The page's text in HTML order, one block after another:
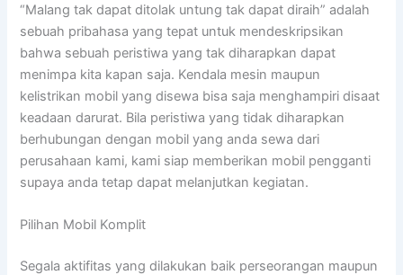
“Malang tak dapat ditolak untung tak dapat diraih” adalah
sebuah pribahasa yang tepat untuk mendeskripsikan
bahwa sebuah peristiwa yang tak diharapkan dapat
menimpa kita kapan saja. Kendala mesin maupun
kelistrikan mobil yang disewa bisa saja menghampiri disaat
keadaan darurat. Bila peristiwa yang tidak diharapkan
berhubungan dengan mobil yang anda sewa dari
perusahaan kami, kami siap memberikan mobil pengganti
supaya anda tetap dapat melanjutkan kegiatan.
Pilihan Mobil Komplit
Segala aktifitas yang dilakukan baik perseorangan maupun